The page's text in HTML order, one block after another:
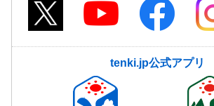
tenki.jp公式アプリ